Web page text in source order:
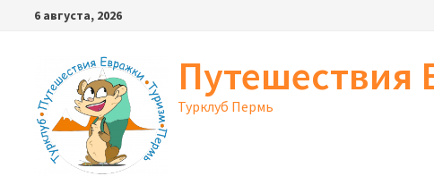
Перейти
содержимому
6 августа, 2026
Путешествия
Турклуб Пермь